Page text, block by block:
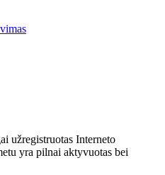
užregistruotas Interneto
yra pilnai aktyvuotas bei